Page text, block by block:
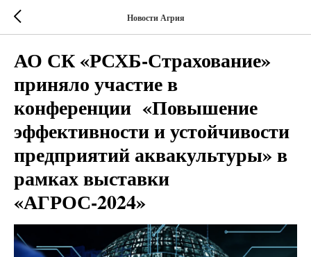
Новости Агрия
АО СК «РСХБ-Страхование»
приняло участие в
конференции «Повышение
эффективности и устойчивости
предприятий аквакультуры» в
рамках выставки
«АГРОС-2024»